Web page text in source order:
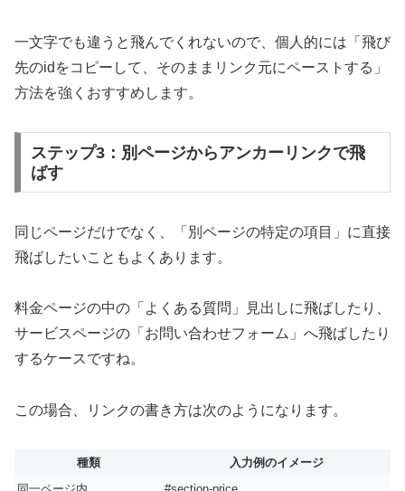
一文字でも違うと飛んでくれないので、個人的には「飛び
先のidをコピーして、そのままリンク元にペーストする」
方法を強くおすすめします。
ステップ3：別ページからアンカーリンクで飛
ばす
同じページだけでなく、「別ページの特定の項目」に直接
飛ばしたいこともよくあります。
料金ページの中の「よくある質問」見出しに飛ばしたり、
サービスページの「お問い合わせフォーム」へ飛ばしたり
するケースですね。
この場合、リンクの書き方は次のようになります。
種類
入力例のイメージ